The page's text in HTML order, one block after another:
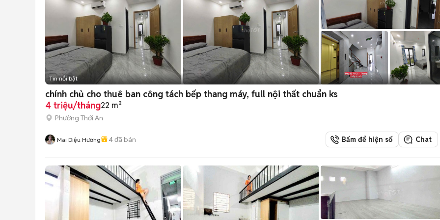
Tin nổi bật
chính chủ cho thuê ban công tách bếp thang máy, full nội thất chuẩn ks
4 triệu/tháng22 m²
Phường Thới An
Mai Diệu Hương 4đã bán Bấm để hiện số Chat